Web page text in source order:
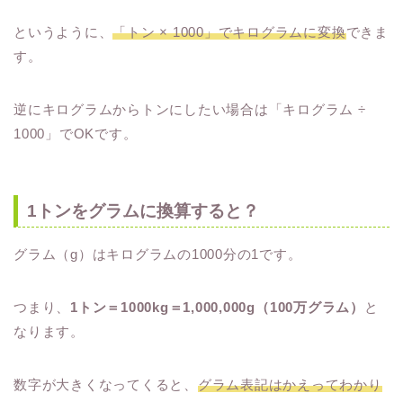
というように、「トン × 1000」でキログラムに変換できま
す。
逆にキログラムからトンにしたい場合は「キログラム ÷
1000」でOKです。
1トンをグラムに換算すると？
グラム（g）はキログラムの1000分の1です。
つまり、 1トン＝1000kg＝1,000,000g（100万グラム）
と
なります。
数字が大きくなってくると、 グラム表記はかえってわかり